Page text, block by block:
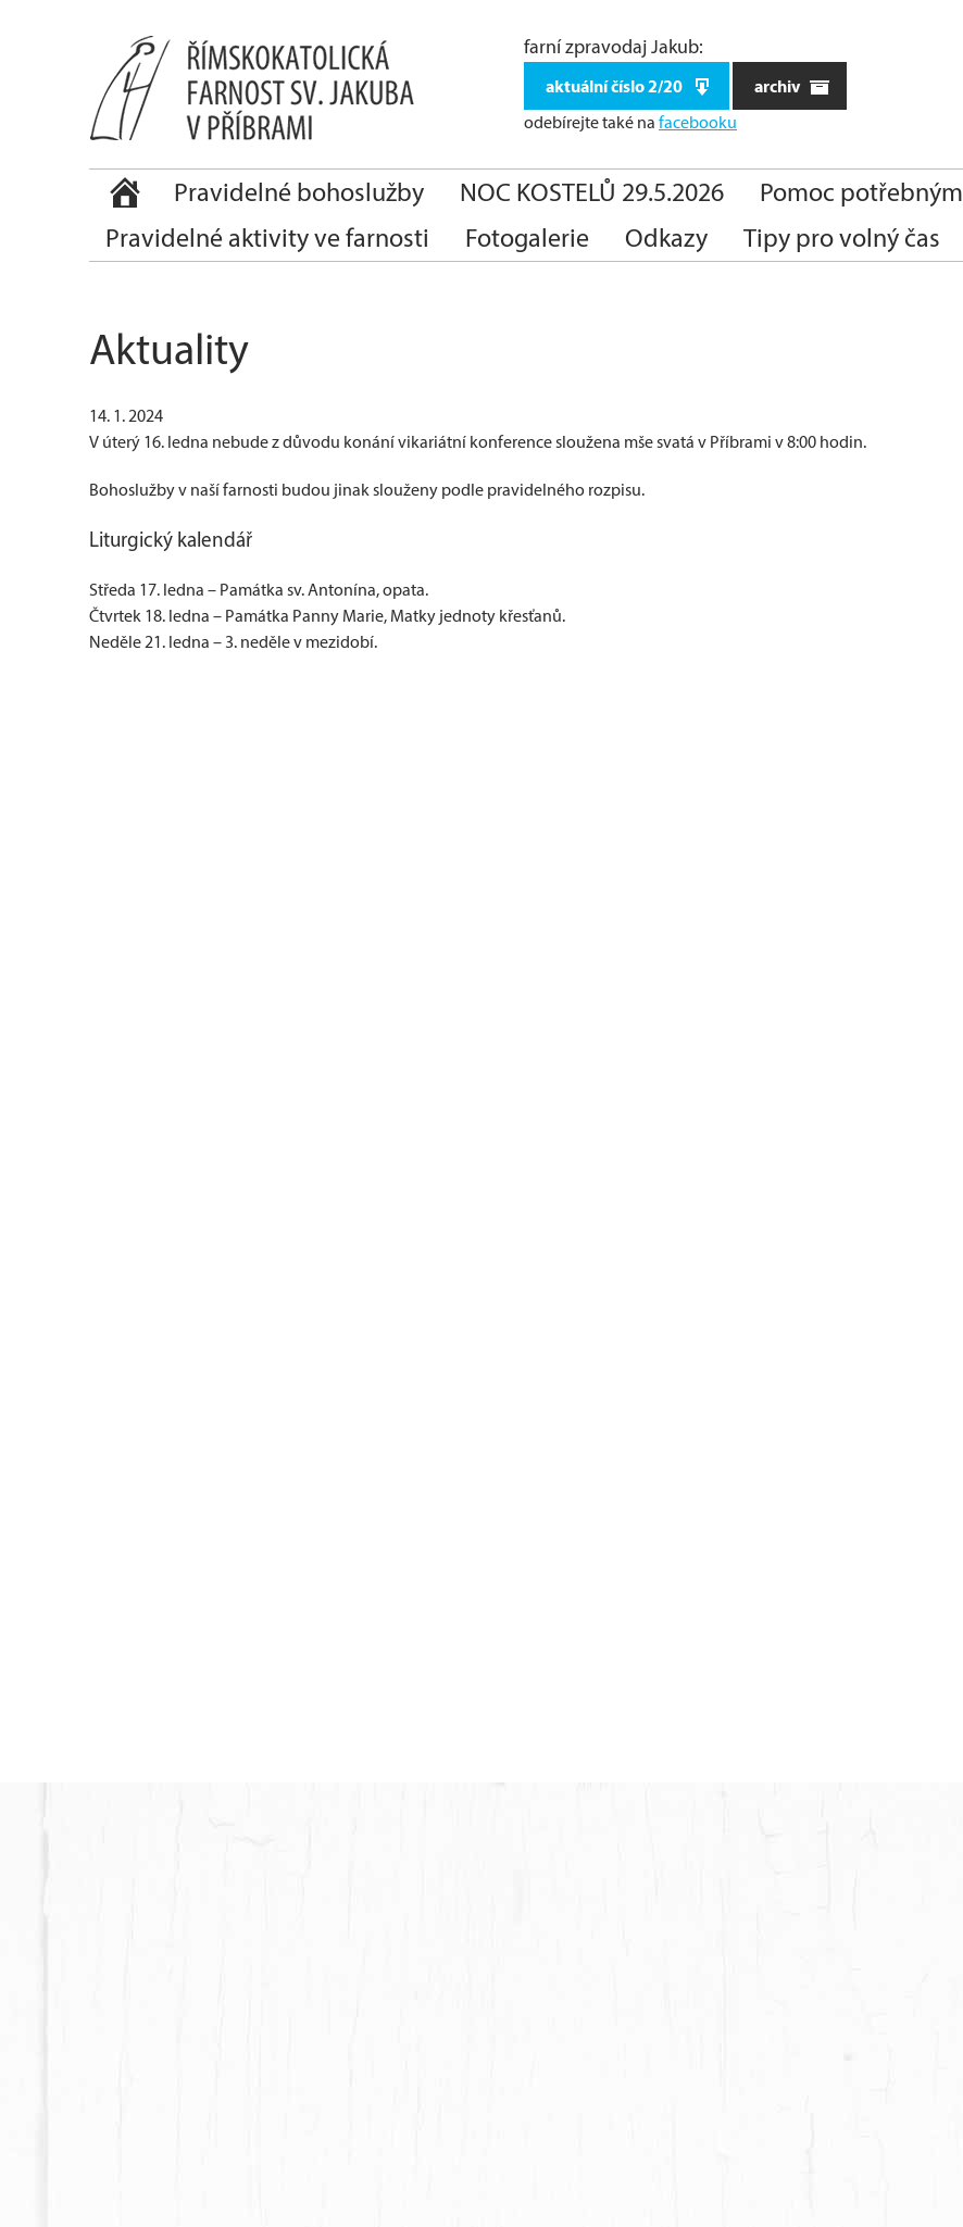
farní zpravodaj Jakub:
aktuální číslo 2/20 archiv
odebírejte také na facebooku
Pravidelné bohoslužby NOC KOSTELŮ 29.5.2026 Pomoc potřebným
Pravidelné aktivity ve farnosti
Fotogalerie Odkazy Tipy pro volný čas
Aktuality
14. 1. 2024
V úterý 16. ledna nebude z důvodu konání vikariátní konference sloužena mše svatá v Příbrami v 8:00 hodin.
Bohoslužby v naší farnosti budou jinak slouženy podle pravidelného rozpisu.
Liturgický kalendář
Středa 17. ledna – Památka sv. Antonína, opata.
Čtvrtek 18. ledna – Památka Panny Marie, Matky jednoty křesťanů.
Neděle 21. ledna – 3. neděle v mezidobí.